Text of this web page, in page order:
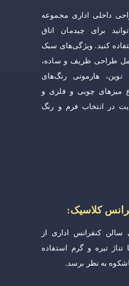
داخلی اداری مجموعه
برای چیدمان اتاق
کنید. ویژگی‌های سبک
طراحی ظریف و ساده،
نوین، هارمونی رنگ‌های
میزهای چوبی و فلزی و
در انتخاب فرم و رنگ
کنفرانس اداری از
تیره و گرم استفاده
به نظر برسد.